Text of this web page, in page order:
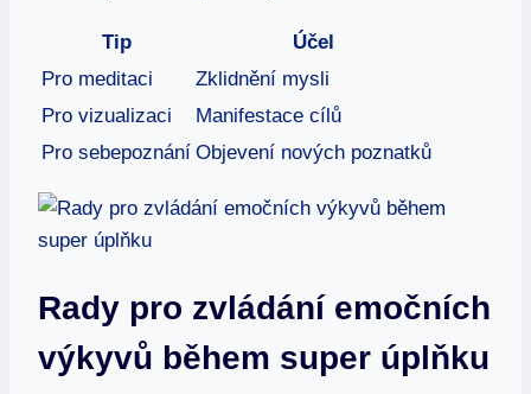
Tip
Účel
Pro meditaci
Zklidnění mysli
Pro vizualizaci
Manifestace cílů
Pro sebepoznání Objevení nových poznatků
Rady pro zvládání emočních
výkyvů během super úplňku